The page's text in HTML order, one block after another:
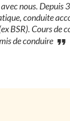
nous.
conduite
BSR). Cours de
de conduire